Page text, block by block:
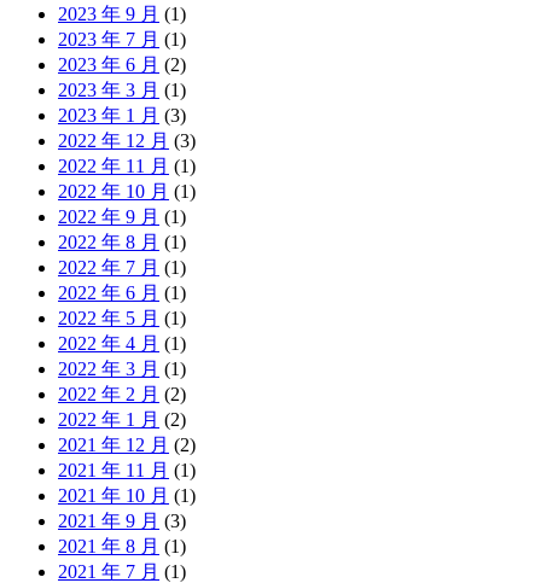
2023 年 9 月 (1)
2023 年 7 月 (1)
2023 年 6 月 (2)
2023 年 3 月 (1)
2023 年 1 月 (3)
2022 年 12 月 (3)
2022 年 11 月 (1)
2022 年 10 月 (1)
2022 年 9 月 (1)
2022 年 8 月 (1)
2022 年 7 月 (1)
2022 年 6 月 (1)
2022 年 5 月 (1)
2022 年 4 月 (1)
2022 年 3 月 (1)
2022 年 2 月 (2)
2022 年 1 月 (2)
2021 年 12 月 (2)
2021 年 11 月 (1)
2021 年 10 月 (1)
2021 年 9 月 (3)
2021 年 8 月 (1)
2021 年 7 月 (1)